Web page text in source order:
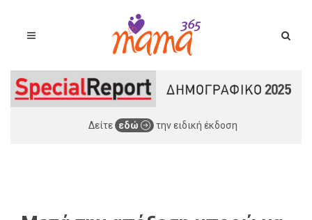
Δείτε εδώ την ειδική έκδοση